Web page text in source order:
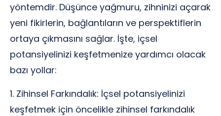
yöntemdir. Düşünce yağmuru, zihninizi açarak
yeni fikirlerin, bağlantıların ve perspektiflerin
ortaya çıkmasını sağlar. İşte, içsel
potansiyelinizi keşfetmenize yardımcı olacak
bazı yollar:
1. Zihinsel Farkındalık: İçsel potansiyelinizi
keşfetmek için öncelikle zihinsel farkındalık